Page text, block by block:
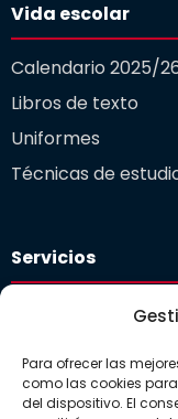
Para ofrecer las
como las cookies
del dispositivo. El
Vida escolar
Calendario 2025/
Libros de texto
Uniformes
Técnicas de
Servicios
Plataforma
Comedor Escolar